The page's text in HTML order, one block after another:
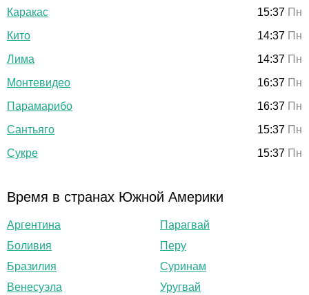
Каракас
15:37 Пн
Кито
14:37 Пн
Лима
14:37 Пн
Монтевидео
16:37 Пн
Парамарибо
16:37 Пн
Сантьяго
15:37 Пн
Сукре
15:37 Пн
Время в странах Южной Америки
Аргентина
Боливия
Бразилия
Венесуэла
Парагвай
Перу
Суринам
Уругвай